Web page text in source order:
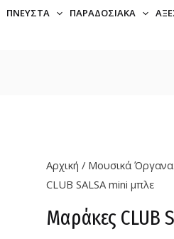
ΠΝΕΥΣΤΆ ΠΑΡΑΔΟΣΙΑΚΆ
Αρχική / Μουσικά Όργανα
CLUB SALSA mini μπλε
Μαράκες CLUB